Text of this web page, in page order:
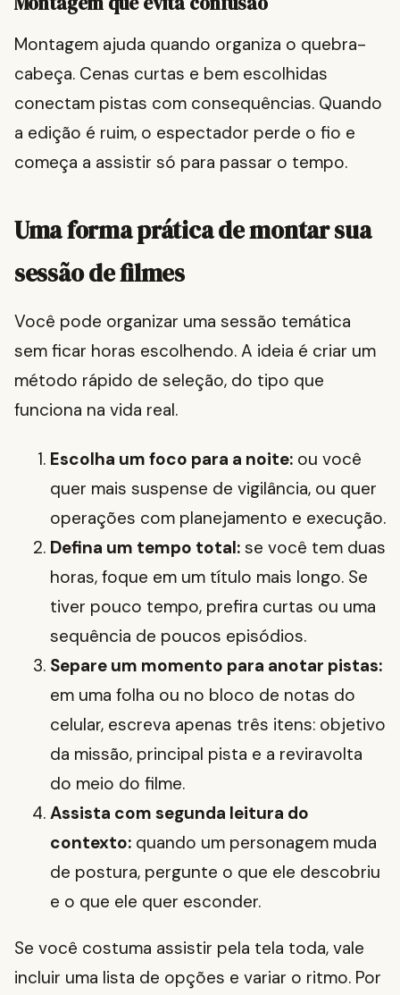
Montagem ajuda quando organiza o quebra-
cabeça. Cenas curtas e bem escolhidas
conectam pistas com consequências. Quando
a edição é ruim, o espectador perde o fio e
começa a assistir só para passar o tempo.
Uma forma prática de montar sua
sessão de filmes
Você pode organizar uma sessão temática
sem ficar horas escolhendo. A ideia é criar um
método rápido de seleção, do tipo que
funciona na vida real.
Escolha um foco para a noite: ou você
quer mais suspense de vigilância, ou quer
operações com planejamento e execução.
Defina um tempo total: se você tem duas
horas, foque em um título mais longo. Se
tiver pouco tempo, prefira curtas ou uma
sequência de poucos episódios.
Separe um momento para anotar pistas:
em uma folha ou no bloco de notas do
celular, escreva apenas três itens: objetivo
da missão, principal pista e a reviravolta
do meio do filme.
Assista com segunda leitura do
contexto: quando um personagem muda
de postura, pergunte o que ele descobriu
e o que ele quer esconder.
Se você costuma assistir pela tela toda, vale
incluir uma lista de opções e variar o ritmo. Por